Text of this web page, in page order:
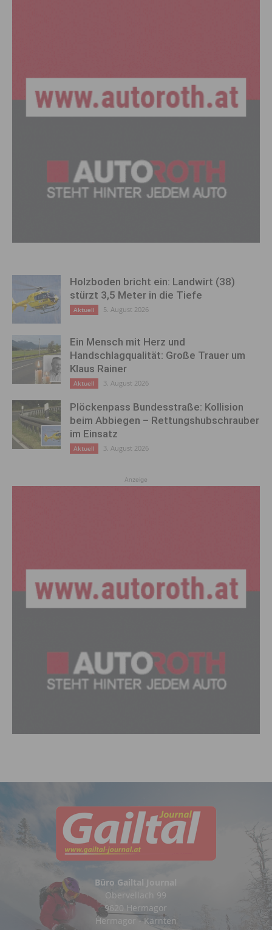
Holzboden bricht ein: Landwirt (38)
stürzt 3,5 Meter in die Tiefe
Aktuell 5. August 2026
Ein Mensch mit Herz und
Handschlagqualität: Große Trauer um
Klaus Rainer
Aktuell 3. August 2026
Plöckenpass Bundesstraße: Kollision
beim Abbiegen – Rettungshubschrauber
im Einsatz
Aktuell 3. August 2026
Anzeige
Büro Gailtal Journal
Obervellach 99
9620 Hermagor
Hermagor - Kärnten